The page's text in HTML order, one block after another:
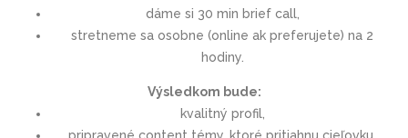
dáme si 30 min brief call,
stretneme sa osobne (online ak preferujete) na 2
hodiny.
Výsledkom bude:
kvalitný profil,
pripravené content témy, ktoré pritiahnu cieľovku,